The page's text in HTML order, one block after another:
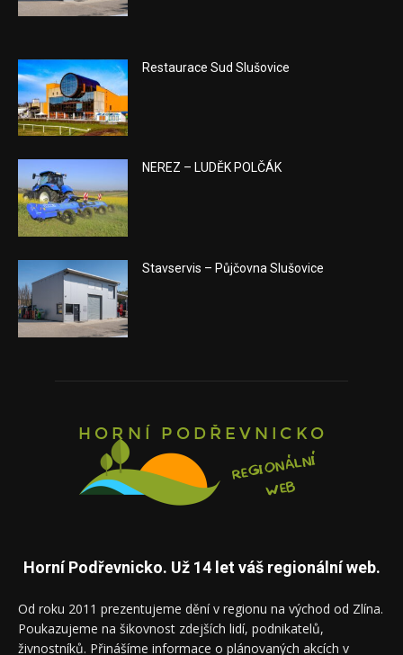
Restaurace Sud Slušovice
NEREZ – LUDĚK POLČÁK
Stavservis – Půjčovna Slušovice
Horní Podřevnicko. Už 14 let váš regionální web.
Od roku 2011 prezentujeme dění v regionu na východ od Zlína.
Poukazujeme na šikovnost zdejších lidí, podnikatelů,
živnostníků. Přinášíme informace o plánovaných akcích v